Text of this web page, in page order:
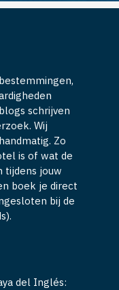
schrijven
Wij
Zo
is of wat de
tijdens jouw
boek je direct
bij de
del Inglés: